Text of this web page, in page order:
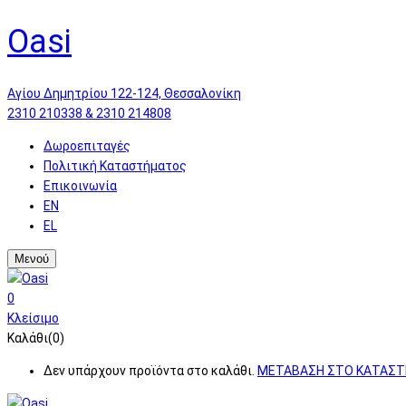
Oasi
Αγίου Δημητρίου 122-124, Θεσσαλονίκη
2310 210338 & 2310 214808
Δωροεπιταγές
Πολιτική Καταστήματος
Επικοινωνία
EN
EL
Μενού
0
Κλείσιμο
Καλάθι(0)
Δεν υπάρχουν προϊόντα στο καλάθι. ΜΕΤΑΒΑΣΗ ΣΤΟ